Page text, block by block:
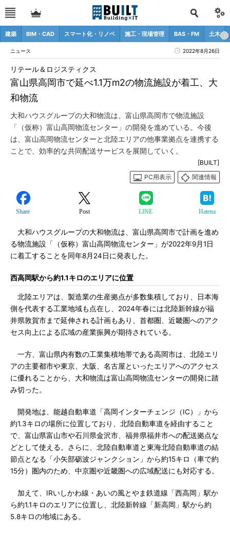
建築 BIM・CAD スマート化・リノベ 施工・現場管理 BAS・FM 土木
ニュース 2022年8月26日
富山県高岡市で延べ1.1万m2の物流施設が着工、大
和物流
リテール＆ロジスティクス
大和ハウスグループの大和物流は、富山県高岡市で物流施設
「（仮称）富山高岡物流センター」の開発を進めている。今後
は、富山高岡物流センターと北陸エリアの他事業拠点を連携する
ことで、効率的な共同配送サービスを展開していく。
[BUILT]
PC用表示
関連情報
Share Post LINE Hatena
大和ハウスグループの大和物流は、富山県高岡市で計画を進め
る物流施設「（仮称）富山高岡物流センター」が2022年9月1日
に着工することを同年8月24日に発表した。
西高岡駅から約1.1キロのエリアに位置
北陸エリアは、製造業の生産拠点が多数集積しており、日本海
側を代表する工業地域も点在し、2024年春には北陸新幹線が福
井県敦賀市まで延伸される計画もあり、首都圏、近畿圏へのアク
セス向上による広域の産業振興が期待されている。
一方、富山県内有数の工業集積地帯である高岡市は、北陸エリ
アの主要都市や東京、大阪、名古屋といったエリアへのアクセス
に優れることから、大和物流は富山高岡物流センターの開発に踏
み切った。
開発地は、能越自動車道「高岡インターチェンジ（IC）」から
約1.3キロの場所に位置しており、北陸自動車道を経由すること
で、富山県富山市や石川県金沢市、福井県福井市への配送拠点な
どとして使える。さらに、北陸自動車道と東海北陸自動車道の結
節点となる「小矢部砺波ジャンクション」から約15キロ（車で約
15分）圏内のため、中京圏や近畿圏への広域配送にも対応する。
加えて、IRいしかわ線・あいの風とやま鉄道線「西高岡」駅か
ら約1.1キロのエリアに位置し、北陸新幹線「新高岡」駅から約
5.8キロの地域にある。